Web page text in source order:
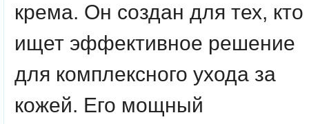
крема. Он создан для тех, кто
ищет эффективное решение
для комплексного ухода за
кожей. Его мощный